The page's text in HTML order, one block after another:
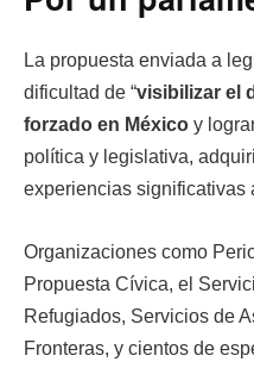
La propuesta enviada a
dificultad de “visibilizar el
forzado en México y
política y legislativa,
experiencias significativas
Organizaciones como
Propuesta Cívica, el
Refugiados, Servicios de
Fronteras, y cientos de